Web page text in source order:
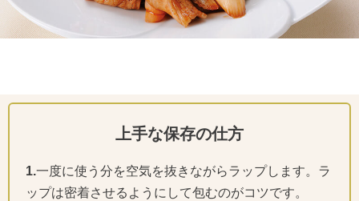
上手な保存の仕方
1.一度に使う分を空気を抜きながらラップします。ラ
ップは密着させるようにして包むのがコツです。